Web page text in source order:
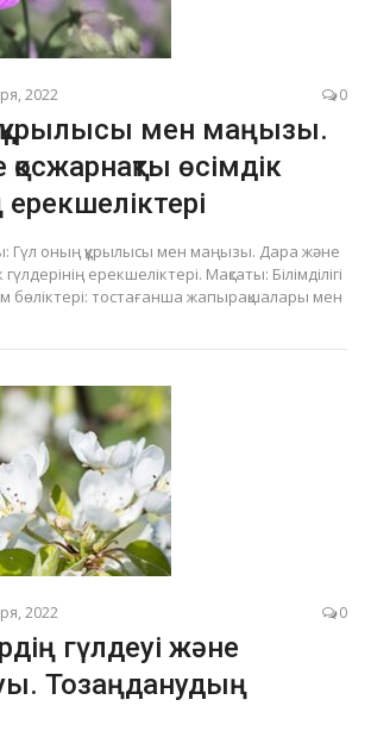
2022 0
мен маңызы.
өсімдік
ерекшеліктері
Гүл оның құрылысы мен маңызы. Дара және
гүлдерінің ерекшеліктері. Мақсаты: Білімділігі
бөліктері: тостағанша жапырақшалары мен
2022 0
гүлдеуі және
Тозаңданудың